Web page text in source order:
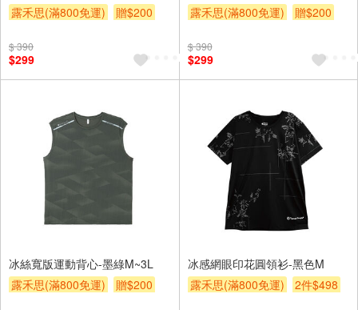
露禾思(滿800免運)
贈$200
$ 390
$299
露禾思(滿800免運)
贈$200
$ 390
$299
冰絲寬版運動背心-墨綠M~3L
露禾思(滿800免運)
贈$200
冰感網眼印花圓領衫-黑色M
露禾思(滿800免運)
2件$498